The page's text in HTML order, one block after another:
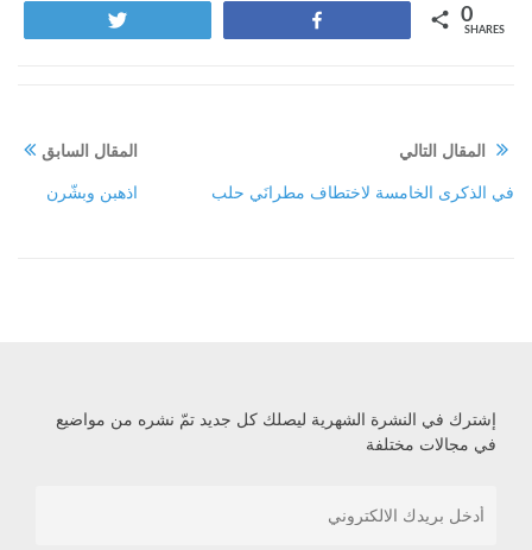
0
SHARES
المقال السابق
اذهبن وبشّرن
المقال التالي
في الذكرى الخامسة لاختطاف مطرانَي حلب
إشترك في النشرة الشهرية ليصلك كل جديد تمّ نشره من مواضيع
في مجالات مختلفة